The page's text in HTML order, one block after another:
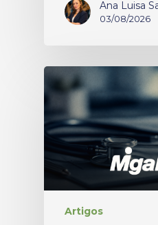
Ana Luisa
03/08/2026
Artigos